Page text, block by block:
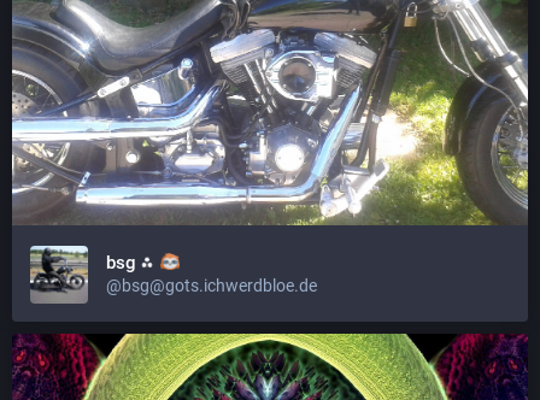
bsg ⁂
@bsg@gots.ichwerdbloe.de